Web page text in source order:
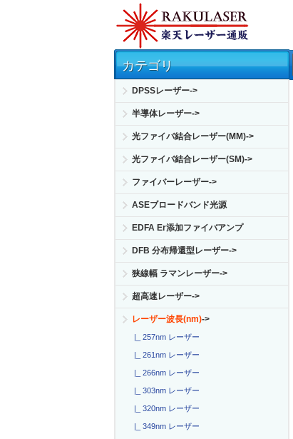
カテゴリ
DPSSレーザー->
半導体レーザー->
光ファイバ結合レーザー(MM)->
光ファイバ結合レーザー(SM)->
ファイバーレーザー->
ASEブロードバンド光源
EDFA Er添加ファイバアンプ
DFB 分布帰還型レーザー->
狭線幅 ラマンレーザー->
超高速レーザー->
レーザー波長(nm)->
|_ 257nm レーザー
|_ 261nm レーザー
|_ 266nm レーザー
|_ 303nm レーザー
|_ 320nm レーザー
|_ 349nm レーザー